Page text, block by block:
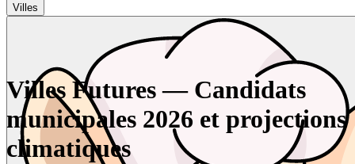
Villes
Villes Futures — Candidats
municipales 2026 et projections
climatiques